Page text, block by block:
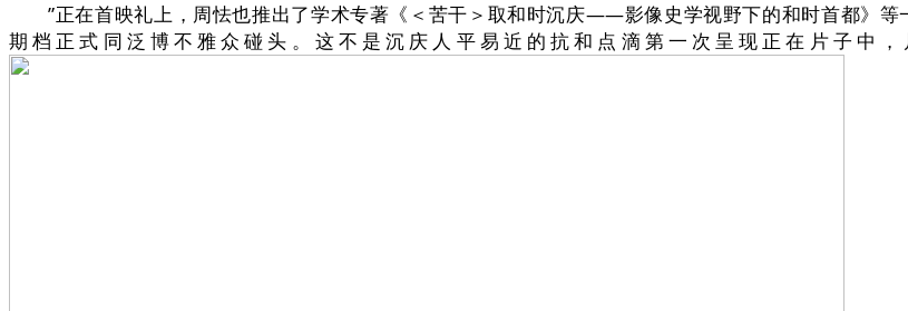
”正在首映礼上，周怯也推出了学术专著《＜苦干＞取和时沉庆——影像史学视野下的和时首都》等
期档正式同泛博不雅众碰头。这不是沉庆人平易近的抗和点滴第一次呈现正在片子中